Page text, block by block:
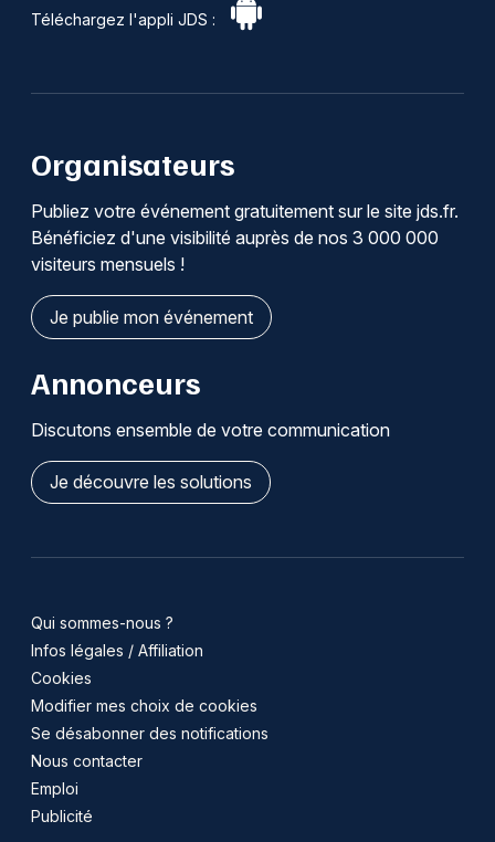
Téléchargez l'appli JDS :
Organisateurs
Publiez votre événement gratuitement sur le site jds.fr.
Bénéficiez d'une visibilité auprès de nos 3 000 000
visiteurs mensuels !
Je publie mon événement
Annonceurs
Discutons ensemble de votre communication
Je découvre les solutions
Qui sommes-nous ?
Infos légales / Affiliation
Cookies
Modifier mes choix de cookies
Se désabonner des notifications
Nous contacter
Emploi
Publicité